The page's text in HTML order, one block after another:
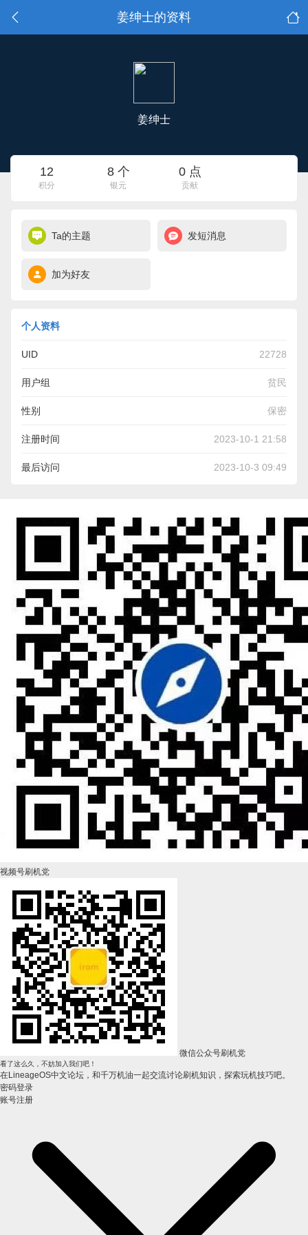
姜绅士的资料
姜绅士
12
积分
8 个
银元
0 点
贡献
Ta的主题 发短消息
加为好友
个人资料
UID 22728
用户组 贫民
性别 保密
注册时间 2023-10-1 21:58
最后访问 2023-10-3 09:49
视频号刷机党
微信公众号刷机党
看了这么久，不妨加入我们吧！
在LineageOS中文论坛，和千万机油一起交流讨论刷机知识，探索玩机技巧吧。
密码登录
账号注册